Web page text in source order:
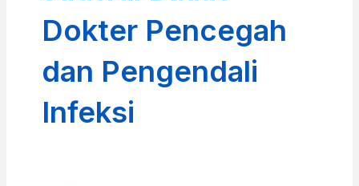
Dokter Pencegah
dan Pengendali
Infeksi